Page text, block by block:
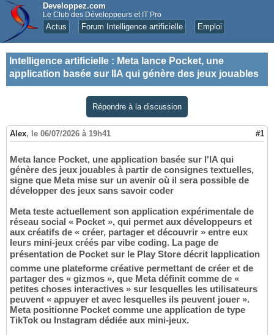
Developpez.com
Le Club des Développeurs et IT Pro
Actus Forum Intelligence artificielle Emploi
Intelligence artificielle : Meta lance Pocket, une
application basée sur lIA qui génère des jeux jouables
Répondre à la discussion
Alex, le 06/07/2026 à 19h41 #1
Meta lance Pocket, une application basée sur l'IA qui
génère des jeux jouables à partir de consignes textuelles,
signe que Meta mise sur un avenir où il sera possible de
développer des jeux sans savoir coder
Meta teste actuellement son application expérimentale de
réseau social « Pocket », qui permet aux développeurs et
aux créatifs de « créer, partager et découvrir » entre eux
leurs mini-jeux créés par vibe coding. La page de
présentation de Pocket sur le Play Store décrit lapplication
comme une plateforme créative permettant de créer et de
partager des « gizmos », que Meta définit comme de «
petites choses interactives » sur lesquelles les utilisateurs
peuvent « appuyer et avec lesquelles ils peuvent jouer ».
Meta positionne Pocket comme une application de type
TikTok ou Instagram dédiée aux mini-jeux.